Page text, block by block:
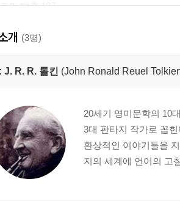
의 탈출 137
달, 그리고 발리노르의 은폐 168
176
르의 귀환 180
글린 218
의 서부 출현 232
리안드의 파괴와 핑골핀의 최후 247
과 루시엔 264
째 전투: 니르나에스 아르노에디아드 306
개 (3명)
J. R. R. 톨킨 (John Ronald Reuel
20세기 영미문학의 10
3대 판타지 작가로 꼽
환상적인 이야기들을
지의 세계에 언어의 고